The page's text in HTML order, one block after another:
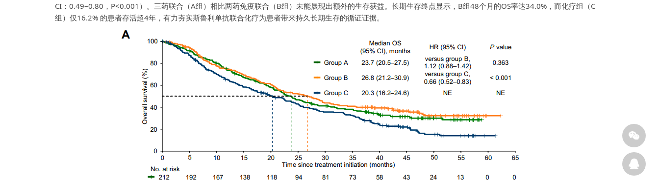
CI：0.49–0.80，P<0.001）。三药联合（A组）相比两药免疫联合（B组）未能展现出额外的生存获益。长期生存终点显示，B组48个月的OS率达34.0%，而化疗组（C
组）仅16.2% 的患者存活超4年，有力夯实斯鲁利单抗联合化疗为患者带来持久长期生存的循证证据。